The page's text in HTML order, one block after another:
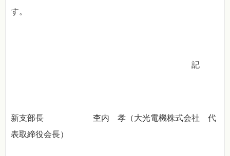
す。
記
新支部長 杢内 孝（大光電機株式会社 代
表取締役会長）